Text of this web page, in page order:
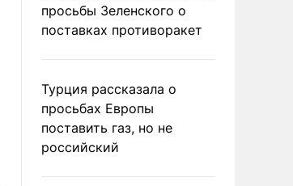
просьбы Зеленского о
поставках противоракет
Турция рассказала о
просьбах Европы
поставить газ, но не
российский